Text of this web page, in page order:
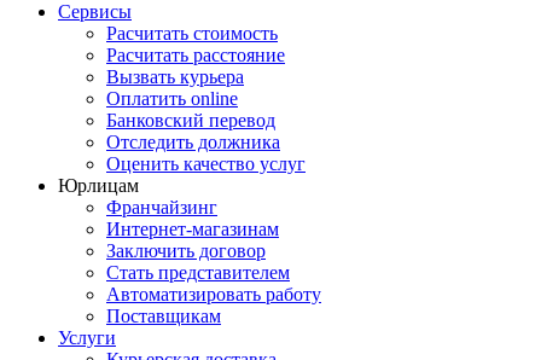
Сервисы
Расчитать стоимость
Расчитать расстояние
Вызвать курьера
Оплатить online
Банковский перевод
Отследить должника
Оценить качество услуг
Юрлицам
Франчайзинг
Интернет-магазинам
Заключить договор
Стать представителем
Автоматизировать работу
Поставщикам
Услуги